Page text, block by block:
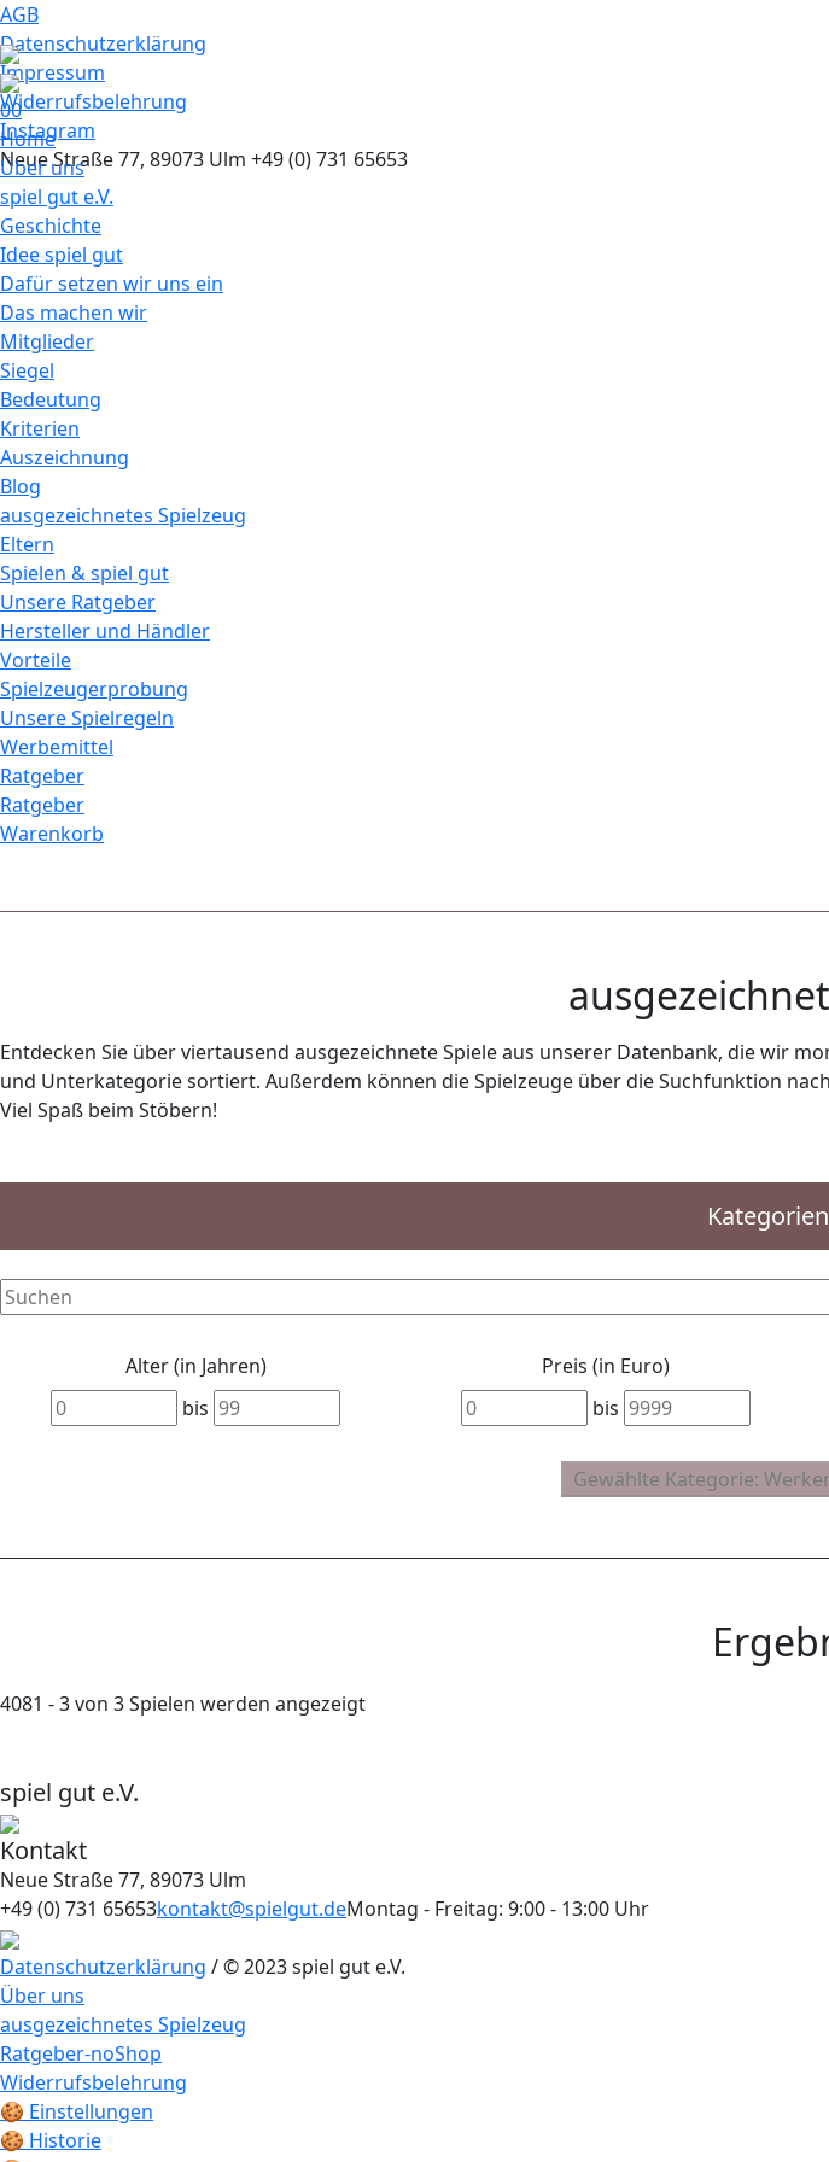
AGB
Datenschutzerklärung
Impressum
Widerrufsbelehrung
Instagram
Neue Straße 77, 89073 Ulm +49 (0) 731 65653
00
Home
Über uns
spiel gut e.V.
Geschichte
Idee spiel gut
Dafür setzen wir uns ein
Das machen wir
Mitglieder
Siegel
Bedeutung
Kriterien
Auszeichnung
Blog
ausgezeichnetes Spielzeug
Eltern
Spielen & spiel gut
Unsere Ratgeber
Hersteller und Händler
Vorteile
Spielzeugerprobung
Unsere Spielregeln
Werbemittel
Ratgeber
Ratgeber
Warenkorb
Entdecken Sie über viertausend ausgezeichnete Spiele aus unserer Datenbank, die wir
und Unterkategorie sortiert. Außerdem können die Spielzeuge über die Suchfunktion
Viel Spaß beim Stöbern!
Kategorien
Alter (in Jahren)
bis
Preis (in Euro)
bis
4081 - 3 von 3 Spielen werden angezeigt
spiel gut e.V.
Kontakt
Neue Straße 77, 89073 Ulm
+49 (0) 731 65653kontakt@spielgut.deMontag - Freitag: 9:00 - 13:00 Uhr
Datenschutzerklärung / © 2023 spiel gut e.V.
Über uns
ausgezeichnetes Spielzeug
Ratgeber-noShop
Widerrufsbelehrung
🍪 Einstellungen
🍪 Historie